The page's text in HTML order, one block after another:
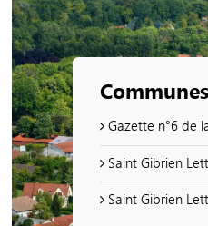
Communes
Gazette n°6 de la
Saint Gibrien
Saint Gibrien